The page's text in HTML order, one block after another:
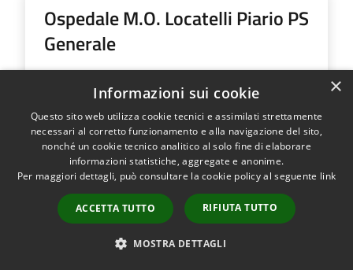
Ospedale M.O. Locatelli Piario PS
Generale
Indirizzo
Via Groppino, 22
Ospedale M.O. Locatelli Piario PS Generale...
LEGGI DI PIÙ
Ospedale SS Trinità Romano L.
×
Informazioni sui cookie
Questo sito web utilizza cookie tecnici e assimilati strettamente
necessari al corretto funzionamento e alla navigazione del sito,
nonché un cookie tecnico analitico al solo fine di elaborare
informazioni statistiche, aggregate e anonime.
Per maggiori dettagli, può consultare la cookie policy al seguente link
ACCETTA TUTTO RIFIUTA TUTTO
MOSTRA DETTAGLI